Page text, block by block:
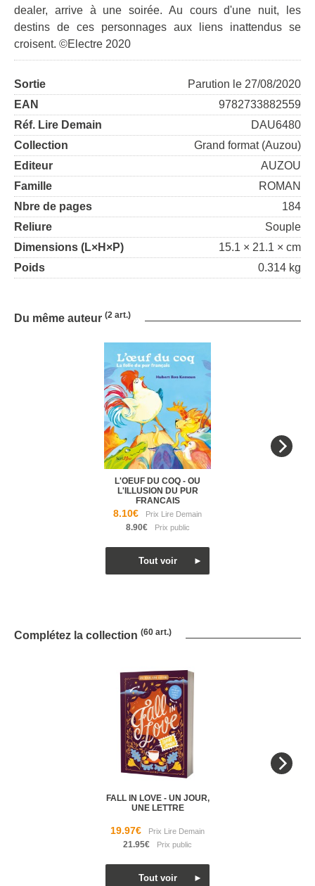
dealer, arrive à une soirée. Au cours d'une nuit, les
destins de ces personnages aux liens inattendus se
croisent. ©Electre 2020
Sortie
Parution le 27/08/2020
EAN
9782733882559
Réf. Lire Demain
DAU6480
Collection
Grand format (Auzou)
Editeur
AUZOU
Famille
ROMAN
Nbre de pages
184
Reliure
Souple
Dimensions (L×H×P)
15.1 × 21.1 × cm
Poids
0.314 kg
Du même auteur (2 art.)
L'OEUF DU COQ - OU
L'ILLUSION DU PUR
FRANCAIS
8.10€
8.90€
Complétez la collection (60 art.)
FALL IN LOVE - UN JOUR,
UNE LETTRE
19.97€
21.95€